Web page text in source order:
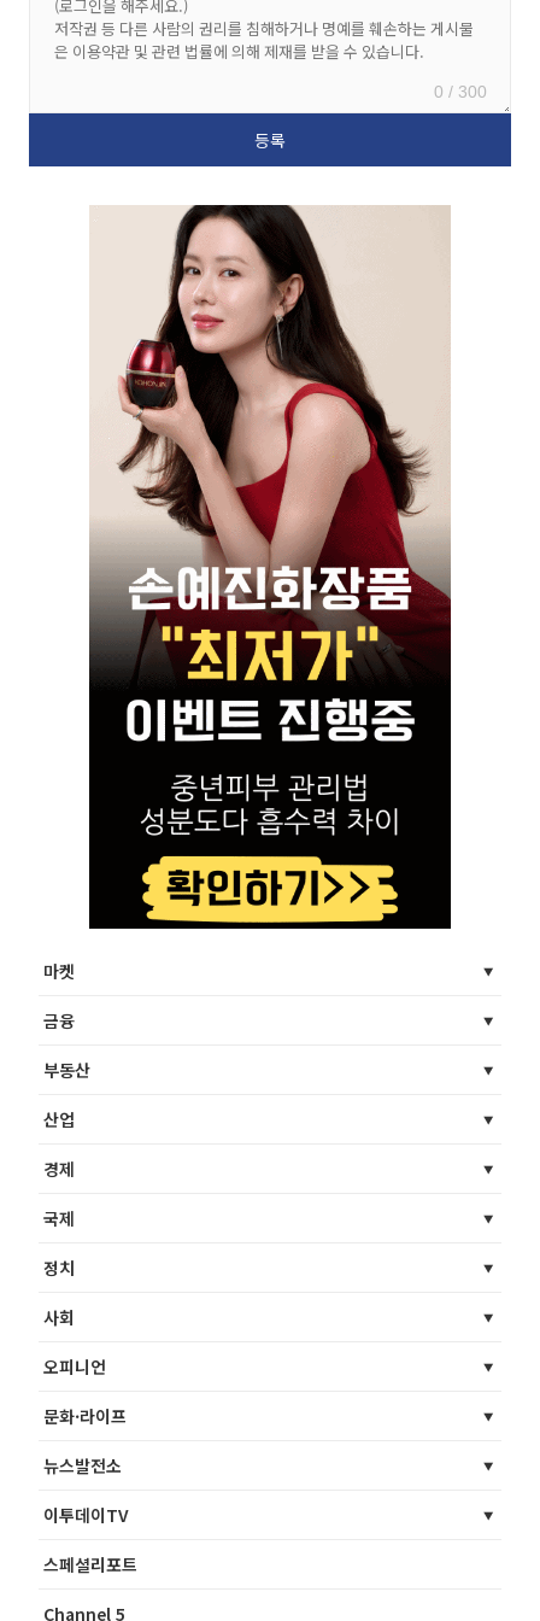
0 / 300
마켓
금융
부동산
산업
경제
국제
정치
사회
오피니언
문화·라이프
뉴스발전소
이투데이TV
스페셜리포트
Channel 5